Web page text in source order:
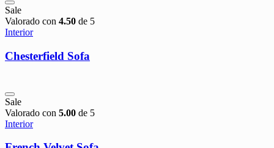
Sale
Valorado con 4.50 de 5
Interior
Chesterfield Sofa
Sale
Valorado con 5.00 de 5
Interior